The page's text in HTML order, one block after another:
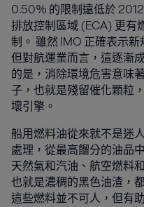
0.50％ 的限制遠低於
排放控制區域 (ECA) 更有
制。 雖然 IMO 正確表示
但對航運業而言，這逐漸
的是，消除環境危害意味
子，也就是殘留催化顆粒
壞引擎。
船用燃料油從來就不是迷
處理，從最高餾分的油品
天然氣和汽油、航空燃料
也就是濃稠的黑色油渣，
這些燃料並不可人，但有